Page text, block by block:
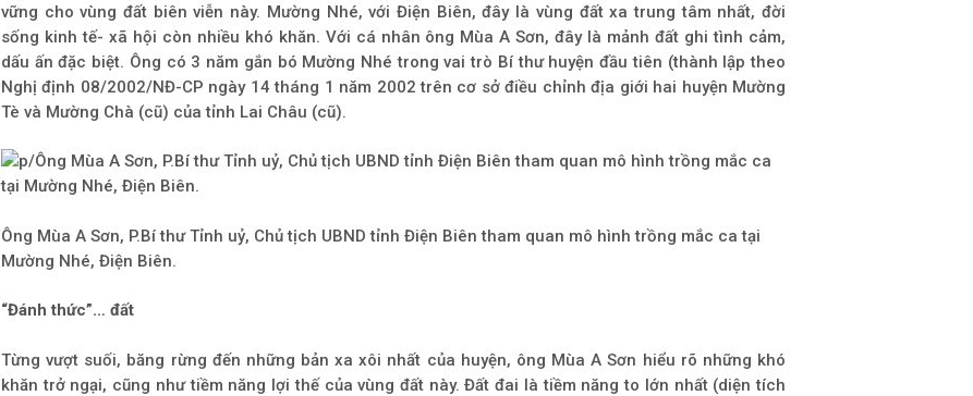
vững cho vùng đất biên viễn này. Mường Nhé, với Điện Biên, đây là vùng đất xa trung tâm nhất, đời
sống kinh tế- xã hội còn nhiều khó khăn. Với cá nhân ông Mùa A Sơn, đây là mảnh đất ghi tình cảm,
dấu ấn đặc biệt. Ông có 3 năm gắn bó Mường Nhé trong vai trò Bí thư huyện đầu tiên (thành lập theo
Nghị định 08/2002/NĐ-CP ngày 14 tháng 1 năm 2002 trên cơ sở điều chỉnh địa giới hai huyện Mường
Tè và Mường Chà (cũ) của tỉnh Lai Châu (cũ).
Ông Mùa A Sơn, P.Bí thư Tỉnh uỷ, Chủ tịch UBND tỉnh Điện Biên tham quan mô hình trồng mắc ca tại
Mường Nhé, Điện Biên.
“Đánh thức”… đất
Từng vượt suối, băng rừng đến những bản xa xôi nhất của huyện, ông Mùa A Sơn hiểu rõ những khó
khăn trở ngại, cũng như tiềm năng lợi thế của vùng đất này. Đất đai là tiềm năng to lớn nhất (diện tích